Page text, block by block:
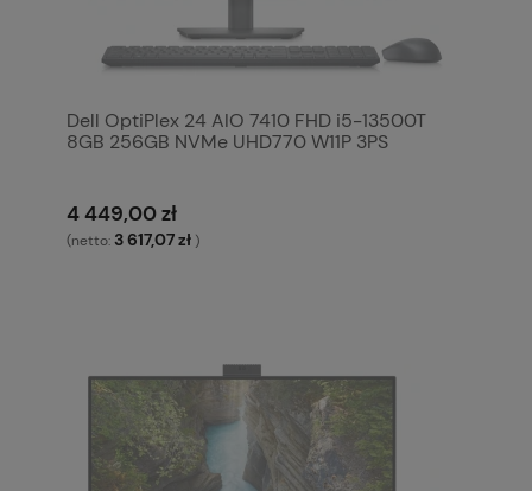
Dell OptiPlex 24 AIO 7410 FHD i5-13500T
8GB 256GB NVMe UHD770 W11P 3PS
4 449,00 zł
(netto:3 617,07 zł )